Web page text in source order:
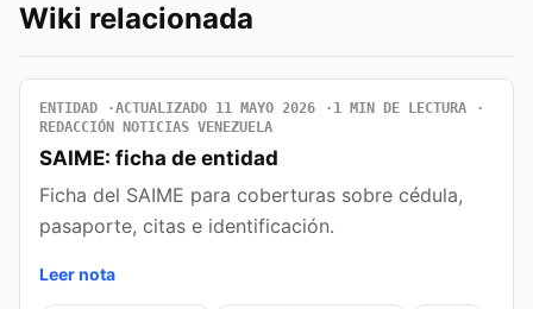
Wiki relacionada
ENTIDAD ACTUALIZADO 11 MAYO 2026
1 MIN DE LECTURA
REDACCIÓN NOTICIAS VENEZUELA
SAIME: ficha de entidad
Ficha del SAIME para coberturas sobre cédula,
pasaporte, citas e identificación.
Leer nota